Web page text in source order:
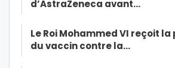
d’AstraZeneca avant…
Le Roi Mohammed VI reçoit
du vaccin contre la…